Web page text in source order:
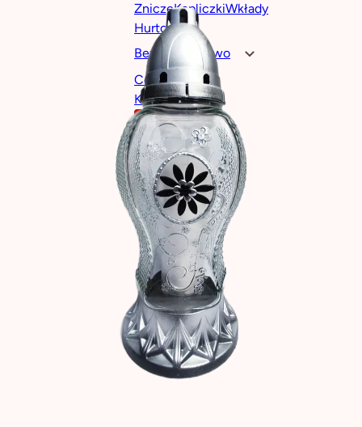
ZniczeKapliczkiWkłady
Hurtownia
Bezpieczeństwo
Certyfikaty
Kontakt
Sklep